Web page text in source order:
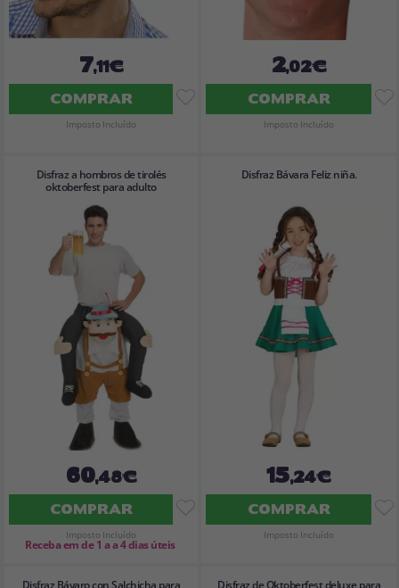
7,11€
COMPRAR
Imposto Incluído
2,02€
COMPRAR
Imposto Incluído
Disfraz a hombros de tirolés
oktoberfest para adulto
60,48€
COMPRAR
Imposto Incluído
Receba em de 1 a a 4 dias úteis
Disfraz Bávara Feliz niña.
15,24€
COMPRAR
Imposto Incluído